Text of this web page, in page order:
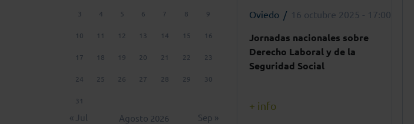
Agosto 2026
3 4 5 6 7 8 9
10 11 12 13 14 15 16
17 18 19 20 21 22 23
24 25 26 27 28 29 30
31
« Jul Sep »
Oviedo 16 octubre 2025 - 17:00h
Jornadas nacionales sobre
Derecho Laboral y de la
Seguridad Social
+ info